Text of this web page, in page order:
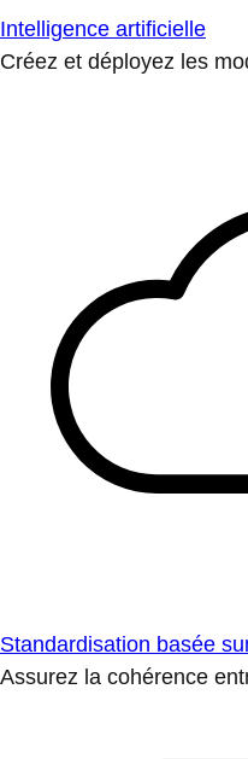
Intelligence artificielle
Créez et déployez les
Standardisation basée
Assurez la cohérence